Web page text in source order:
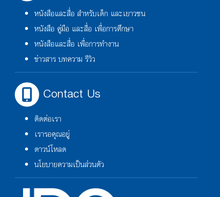
หนังสือและสื่อ สำหรับเด็ก และเยาวชน
หนังสือ คู่มือ และสื่อ เพื่อการศึกษา
หนังสือและสื่อ เพื่อการทำงาน
ข่าวสาร บทความ รีวิว
Contact Us
ติดต่อเรา
เรารอคุณอยู่
ดาวน์โหลด
นโยบายความเป็นส่วนตัว